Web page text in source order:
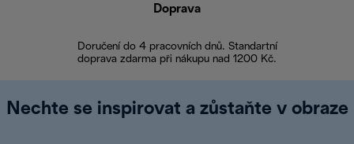
Doprava
Doručení do 4 pracovních dnů. Standartní
doprava zdarma při nákupu nad 1200 Kč.
Nechte se inspirovat a zůstaňte v obraze